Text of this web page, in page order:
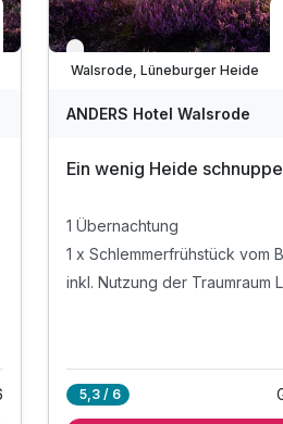
Verfügbar bis Dezember
Walsrode, Lüneburger Heide
ANDERS Hotel Walsrode
Ein wenig Heide
1 Übernachtung
1 x Schlemmerfrühstück vom
inkl. Nutzung der Traumraum
5,3 / 6